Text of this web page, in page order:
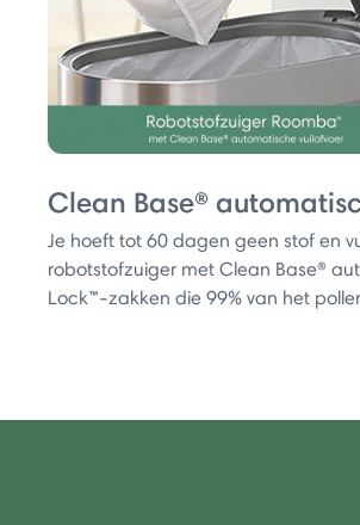
Clean Base®
Je hoeft tot 60 dagen geen stof en
robotstofzuiger met Clean Base®
Lock™-zakken die 99% van het